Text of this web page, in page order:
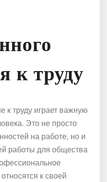
к труду
к труду играет важную
Это не просто
на работе, но и
работы для общества
к своей